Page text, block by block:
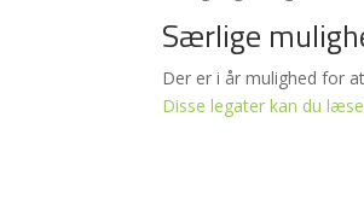
Særlige
Der er i år mulighed for
Disse legater kan du